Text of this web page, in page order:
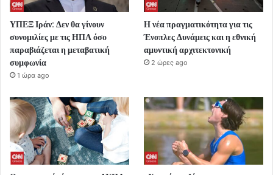
ΥΠΕΞ Ιράν: Δεν θα γίνουν
συνομιλίες με τις ΗΠΑ όσο
παραβιάζεται η μεταβατική
συμφωνία
1 ώρα ago
Η νέα πραγματικότητα για τις
Ένοπλες Δυνάμεις και η εθνική
αμυντική αρχιτεκτονική
2 ώρες ago